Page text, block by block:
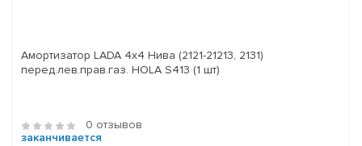
Амортизатор LADA 4x4 Нива (2121-21213, 2131)
перед.лев.прав.газ. HOLA S413 (1 шт)
0 отзывов
заканчивается